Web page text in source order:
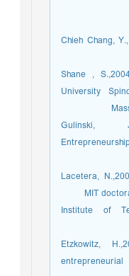
1.Chieh
2.Shane ,
University
4.Lacetera,
MIT
Institute of
5.Etzkowitz,